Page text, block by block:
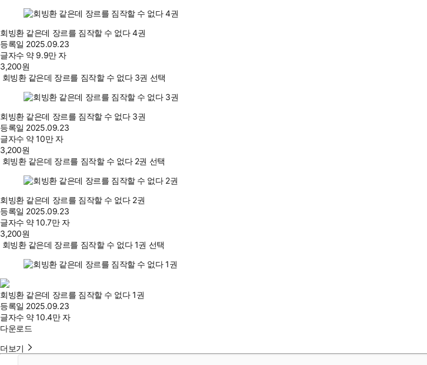
회빙환 같은데 장르를 짐작할 수 없다 4권
등록일 2025.09.23
글자수 약 9.9만 자
3,200원
회빙환 같은데 장르를 짐작할 수 없다 3권 선택
회빙환 같은데 장르를 짐작할 수 없다 3권
등록일 2025.09.23
글자수 약 10만 자
3,200원
회빙환 같은데 장르를 짐작할 수 없다 2권 선택
회빙환 같은데 장르를 짐작할 수 없다 2권
등록일 2025.09.23
글자수 약 10.7만 자
3,200원
회빙환 같은데 장르를 짐작할 수 없다 1권 선택
회빙환 같은데 장르를 짐작할 수 없다 1권
등록일 2025.09.23
글자수 약 10.4만 자
다운로드
더보기